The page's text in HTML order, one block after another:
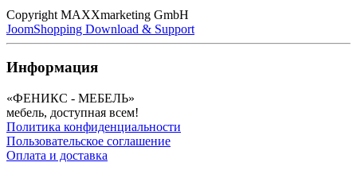
Copyright MAXXmarketing GmbH
JoomShopping Download & Support
Информация
«ФЕНИКС - МЕБЕЛЬ»
мебель, доступная всем!
Политика конфиденциальности
Пользовательское соглашение
Оплата и доставка